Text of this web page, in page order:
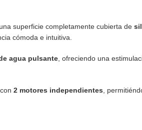
superficie completamente cubierta de
cómoda e intuitiva.
agua pulsante , ofreciendo una
2 motores independientes ,